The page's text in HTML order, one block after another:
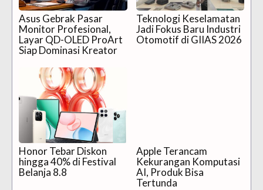
Asus Gebrak Pasar
Monitor Profesional,
Layar QD-OLED ProArt
Siap Dominasi Kreator
Teknologi Keselamatan
Jadi Fokus Baru Industri
Otomotif di GIIAS 2026
Honor Tebar Diskon
hingga 40% di Festival
Belanja 8.8
Apple Terancam
Kekurangan Komputasi
AI, Produk Bisa
Tertunda